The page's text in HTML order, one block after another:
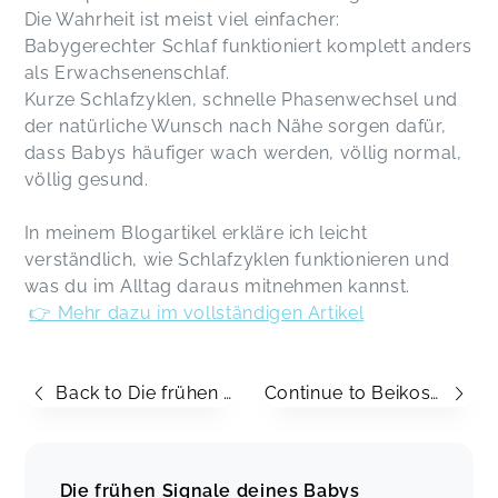
Die Wahrheit ist meist viel einfacher:
Babygerechter Schlaf funktioniert komplett anders
als Erwachsenenschlaf.
Kurze Schlafzyklen, schnelle Phasenwechsel und
der natürliche Wunsch nach Nähe sorgen dafür,
dass Babys häufiger wach werden, völlig normal,
völlig gesund.
In meinem Blogartikel erkläre ich leicht
verständlich, wie Schlafzyklen funktionieren und
was du im Alltag daraus mitnehmen kannst.
👉 Mehr dazu im vollständigen Artikel
Back to Die frühen Signale deines Babys verstehen Continue to Beikostreife: Woran du sie wirklich erkennst
Die frühen Signale deines Babys